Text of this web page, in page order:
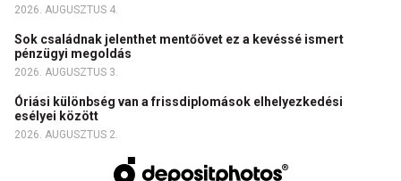
2026. AUGUSZTUS 4.
Sok családnak jelenthet mentőövet ez a kevéssé ismert
pénzügyi megoldás
2026. AUGUSZTUS 3.
Óriási különbség van a frissdiplomások elhelyezkedési
esélyei között
2026. AUGUSZTUS 2.